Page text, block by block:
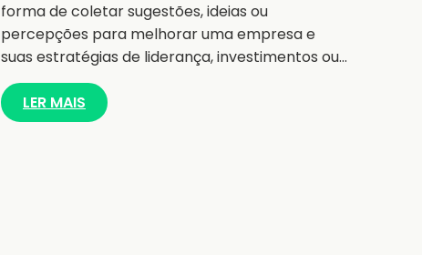
forma de coletar sugestões, ideias ou
percepções para melhorar uma empresa e
suas estratégias de liderança, investimentos ou…
LER MAIS